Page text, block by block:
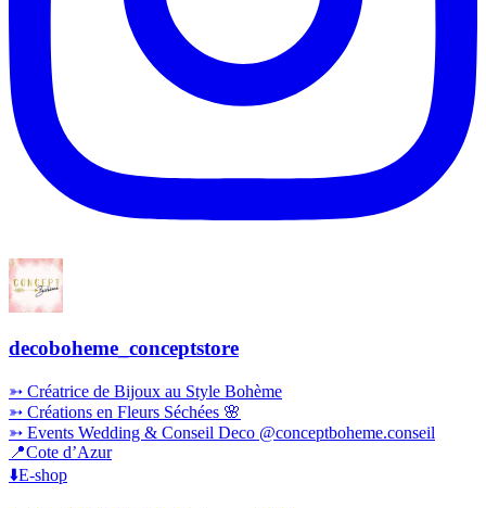
decoboheme_conceptstore
➳ Créatrice de Bijoux au Style Bohème
➳ Créations en Fleurs Séchées 🌸
➳ Events Wedding & Conseil Deco @conceptboheme.conseil
📍Cote d’Azur
⬇️E-shop